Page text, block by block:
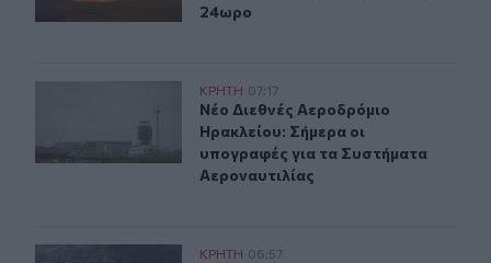
24ωρο
Νέο Διεθνές Αεροδρόμιο Ηρακλείου: Σήμερα οι
ΚΡΗΤΗ 07:17
Νέο Διεθνές Αεροδρόμιο
Νέο Διεθνές Αεροδρόμιο
Ηρακλείου: Σήμερα οι
υπογραφές για τα Συστήματα
Αεροναυτιλίας
Υψηλός και σήμερα ο κίνδυνος πυρκαγιάς στην Κρήτη
ΚΡΗΤΗ 06:57